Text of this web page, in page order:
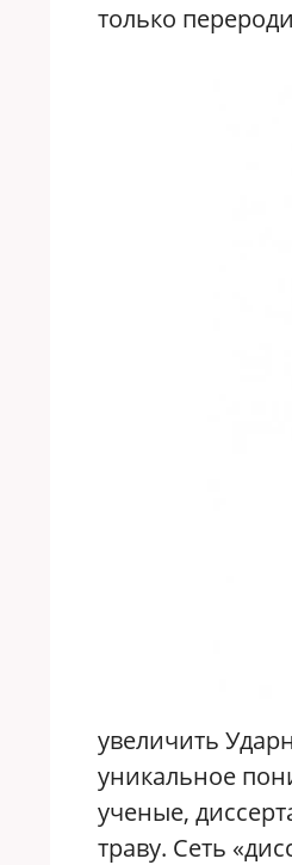
только
увеличить
уникальное
ученые,
траву. Сеть